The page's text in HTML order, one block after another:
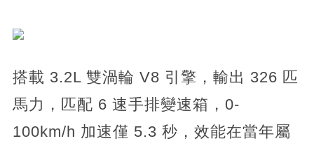
搭載 3.2L 雙渦輪 V8 引擎，輸出 326 匹
馬力，匹配 6 速手排變速箱，0-
100km/h 加速僅 5.3 秒，效能在當年屬